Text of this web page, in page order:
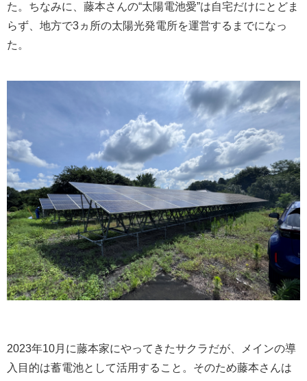
た。ちなみに、藤本さんの“太陽電池愛”は自宅だけにとどま
らず、地方で3ヵ所の太陽光発電所を運営するまでになっ
た。
2023年10月に藤本家にやってきたサクラだが、メインの導
入目的は蓄電池として活用すること。そのため藤本さんは